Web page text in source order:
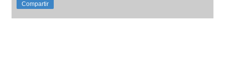
Compartir